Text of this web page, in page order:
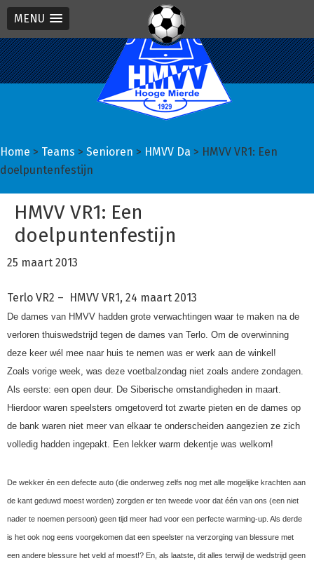
MENU
Spring
naar
de
Door
naar
de
Spring
naar
de
Home > Teams > Senioren > HMVV Da > HMVV VR1: Een
doelpuntenfestijn
HMVV VR1: Een
doelpuntenfestijn
25 maart 2013
Terlo VR2 – HMVV VR1, 24 maart 2013
De dames van HMVV hadden grote verwachtingen waar te maken na de
verloren thuiswedstrijd tegen de dames van Terlo. Om de overwinning
deze keer wél mee naar huis te nemen was er werk aan de winkel!
Zoals vorige week, was deze voetbalzondag niet zoals andere zondagen.
Als eerste: een open deur. De Siberische omstandigheden in maart.
Hierdoor waren speelsters omgetoverd tot zwarte pieten en de dames op
de bank waren niet meer van elkaar te onderscheiden aangezien ze zich
volledig hadden ingepakt. Een lekker warm dekentje was welkom!
De wekker én een defecte auto (die onderweg zelfs nog met alle mogelijke krachten aan
de kant geduwd moest worden) zorgden er ten tweede voor dat één van ons (een niet
nader te noemen persoon) geen tijd meer had voor een perfecte warming-up. Als derde
is het ook nog eens voorgekomen dat een speelster na verzorging van blessure met
een andere blessure het veld af moest!? En, als laatste, dit alles terwijl de wedstrijd geen